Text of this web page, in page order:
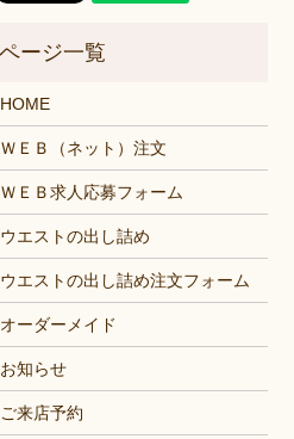
HOME
ＷＥＢ（ネット）注文
ＷＥＢ求人応募フォーム
ウエストの出し詰め
ウエストの出し詰め注文フォーム
オーダーメイド
お知らせ
ご来店予約